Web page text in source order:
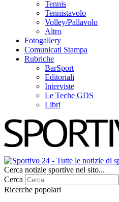
Tennis
Tennistavolo
Volley/Pallavolo
Altro
Fotogallery
Comunicati Stampa
Rubriche
BarSport
Editoriali
Interviste
Le Teche GDS
Libri
Cerca notizie sportive nel sito...
Cerca
Ricerche popolari